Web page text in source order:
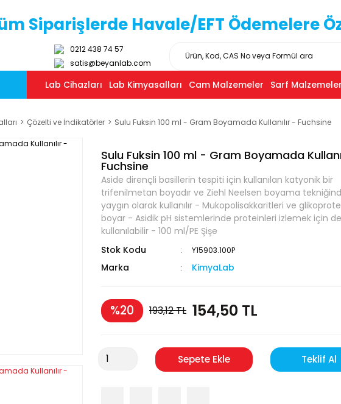
Siparişlerde Havale/EFT Ödemelere
0212 438 74 57
satis@beyanlab.com
Lab Cihazları Lab Kimyasalları Cam Malzemeler Sarf
Çözelti ve İndikatörler Sulu Fuksin 100 ml - Gram Boyamada Kullanılır - Fuchsine
Sulu Fuksin 100 ml - Gram Boyamada
Fuchsine
Aside dirençli basillerin tespiti için kullanılan katyonik bir
trifenilmetan boyadır ve Ziehl Neelsen boyama
yaygın olarak kullanılır - Mukopolisakkaritleri ve
boyar - Asidik pH sistemlerinde proteinleri izlemek için de
kullanılabilir - 100 ml/PE Şişe
Stok Kodu
Y15903.100P
Marka KimyaLab
%20 193,12 TL 154,50 TL
Sepete Ekle Teklif Al